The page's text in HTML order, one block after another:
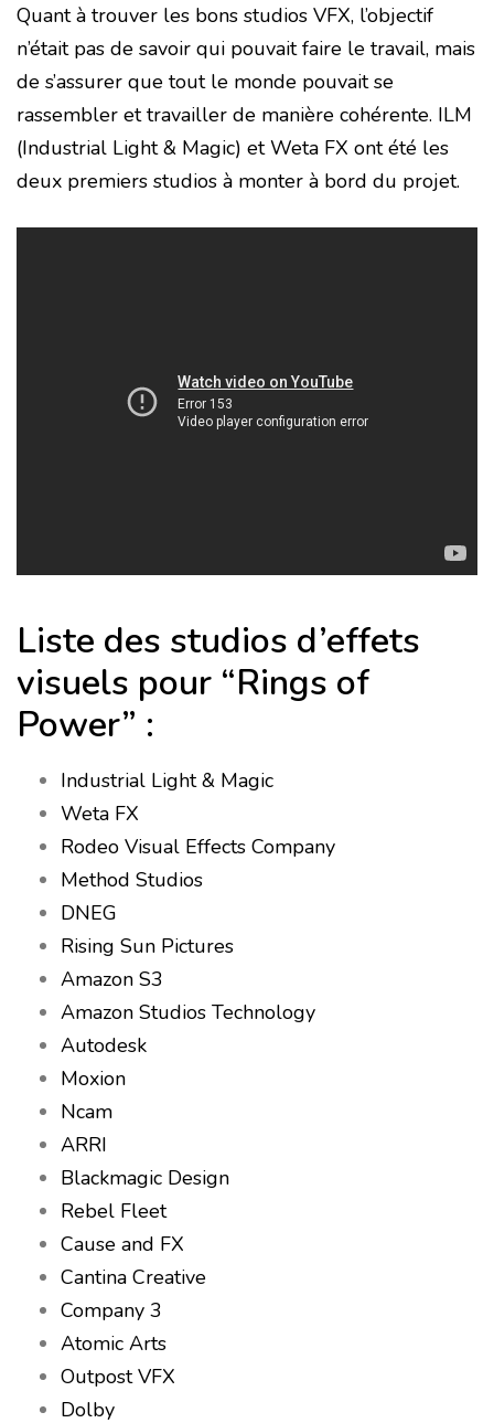
Quant à trouver les bons studios VFX, l’objectif
n’était pas de savoir qui pouvait faire le travail, mais
de s’assurer que tout le monde pouvait se
rassembler et travailler de manière cohérente. ILM
(Industrial Light & Magic) et Weta FX ont été les
deux premiers studios à monter à bord du projet.
Liste des studios d’effets
visuels pour “Rings of
Power” :
Industrial Light & Magic
Weta FX
Rodeo Visual Effects Company
Method Studios
DNEG
Rising Sun Pictures
Amazon S3
Amazon Studios Technology
Autodesk
Moxion
Ncam
ARRI
Blackmagic Design
Rebel Fleet
Cause and FX
Cantina Creative
Company 3
Atomic Arts
Outpost VFX
Dolby